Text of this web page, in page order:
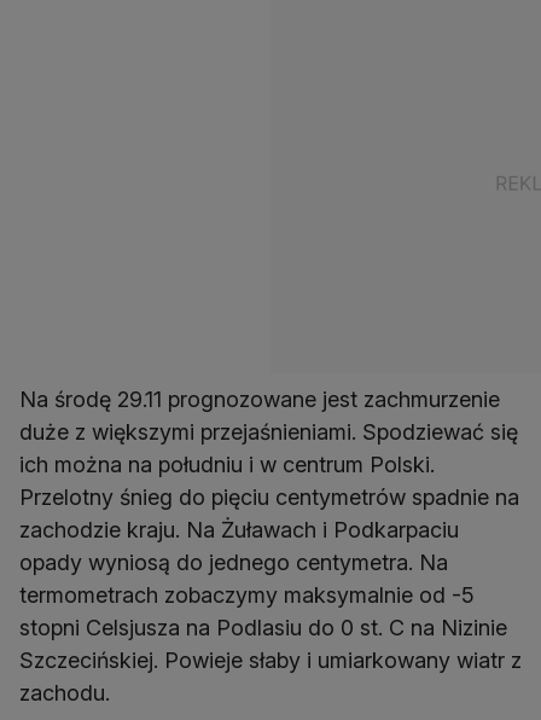
Na środę 29.11 prognozowane jest zachmurzenie
duże z większymi przejaśnieniami. Spodziewać się
ich można na południu i w centrum Polski.
Przelotny śnieg do pięciu centymetrów spadnie na
zachodzie kraju. Na Żuławach i Podkarpaciu
opady wyniosą do jednego centymetra. Na
termometrach zobaczymy maksymalnie od -5
stopni Celsjusza na Podlasiu do 0 st. C na Nizinie
Szczecińskiej. Powieje słaby i umiarkowany wiatr z
zachodu.